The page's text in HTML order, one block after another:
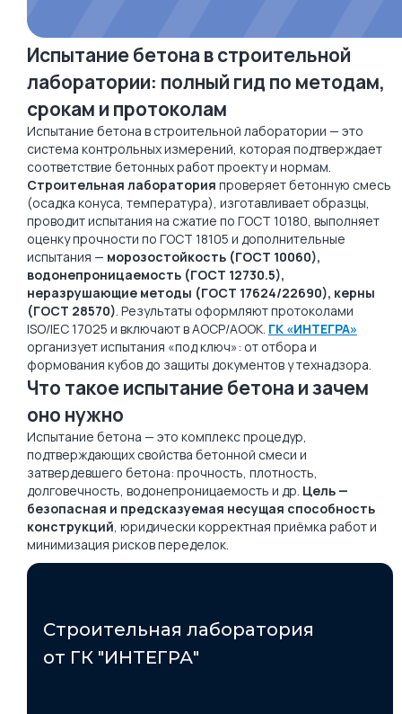
Испытание бетона в строительной
лаборатории: полный гид по методам,
срокам и протоколам
Испытание бетона в строительной лаборатории — это
система контрольных измерений, которая подтверждает
соответствие бетонных работ проекту и нормам.
Строительная лаборатория проверяет бетонную смесь
(осадка конуса, температура), изготавливает образцы,
проводит испытания на сжатие по ГОСТ 10180, выполняет
оценку прочности по ГОСТ 18105 и дополнительные
испытания — морозостойкость (ГОСТ 10060),
водонепроницаемость (ГОСТ 12730.5),
неразрушающие методы (ГОСТ 17624/22690), керны
(ГОСТ 28570). Результаты оформляют протоколами
ISO/IEC 17025 и включают в АОСР/АООК. ГК «ИНТЕГРА»
организует испытания «под ключ»: от отбора и
формования кубов до защиты документов у технадзора.
Что такое испытание бетона и зачем
оно нужно
Испытание бетона — это комплекс процедур,
подтверждающих свойства бетонной смеси и
затвердевшего бетона: прочность, плотность,
долговечность, водонепроницаемость и др. Цель —
безопасная и предсказуемая несущая способность
конструкций, юридически корректная приёмка работ и
минимизация рисков переделок.
Строительная лаборатория
от ГК "ИНТЕГРА"